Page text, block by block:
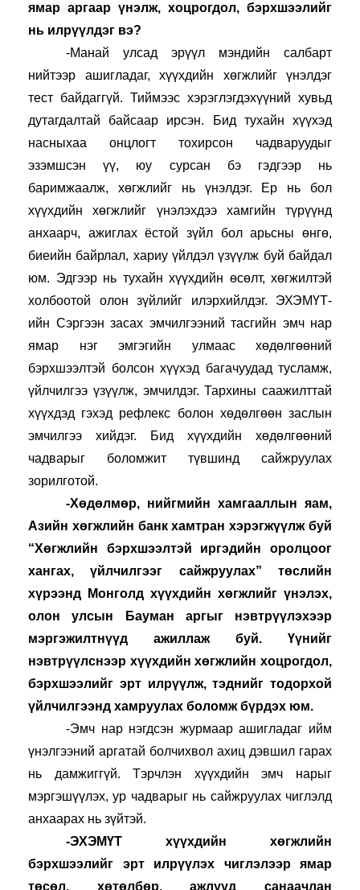
ямар аргаар үнэлж, хоцрогдол, бэрхшээлийг
нь илрүүлдэг вэ?
-Манай улсад эрүүл мэндийн салбарт
нийтээр ашигладаг, хүүхдийн хөгжлийг үнэлдэг
тест байдаггүй. Тиймээс хэрэглэгдэхүүний хувьд
дутагдалтай байсаар ирсэн. Бид тухайн хүүхэд
насныхаа онцлогт тохирсон чадваруудыг
эзэмшсэн үү, юу сурсан бэ гэдгээр нь
баримжаалж, хөгжлийг нь үнэлдэг. Ер нь бол
хүүхдийн хөгжлийг үнэлэхдээ хамгийн түрүүнд
анхаарч, ажиглах ёстой зүйл бол арьсны өнгө,
биеийн байрлал, хариу үйлдэл үзүүлж буй байдал
юм. Эдгээр нь тухайн хүүхдийн өсөлт, хөгжилтэй
холбоотой олон зүйлийг илэрхийлдэг. ЭХЭМҮТ-
ийн Сэргээн засах эмчилгээний тасгийн эмч нар
ямар нэг эмгэгийн улмаас хөдөлгөөний
бэрхшээлтэй болсон хүүхэд багачуудад тусламж,
үйлчилгээ үзүүлж, эмчилдэг. Тархины саажилттай
хүүхдэд гэхэд рефлекс болон хөдөлгөөн заслын
эмчилгээ хийдэг. Бид хүүхдийн хөдөлгөөний
чадварыг боломжит түвшинд сайжруулах
зорилготой.
-Хөдөлмөр, нийгмийн хамгааллын яам,
Азийн хөгжлийн банк хамтран хэрэгжүүлж буй
“Хөгжлийн бэрхшээлтэй иргэдийн оролцоог
хангах, үйлчилгээг сайжруулах” төслийн
хүрээнд Монголд хүүхдийн хөгжлийг үнэлэх,
олон улсын Бауман аргыг нэвтрүүлэхээр
мэргэжилтнүүд ажиллаж буй. Үүнийг
нэвтрүүлснээр хүүхдийн хөгжлийн хоцрогдол,
бэрхшээлийг эрт илрүүлж, тэднийг тодорхой
үйлчилгээнд хамруулах боломж бүрдэх юм.
-Эмч нар нэгдсэн журмаар ашигладаг ийм
үнэлгээний аргатай болчихвол ахиц дэвшил гарах
нь дамжиггүй. Тэрчлэн хүүхдийн эмч нарыг
мэргэшүүлэх, ур чадварыг нь сайжруулах чиглэлд
анхаарах нь зүйтэй.
-ЭХЭМҮТ хүүхдийн хөгжлийн
бэрхшээлийг эрт илрүүлэх чиглэлээр ямар
төсөл, хөтөлбөр, ажлууд санаачлан